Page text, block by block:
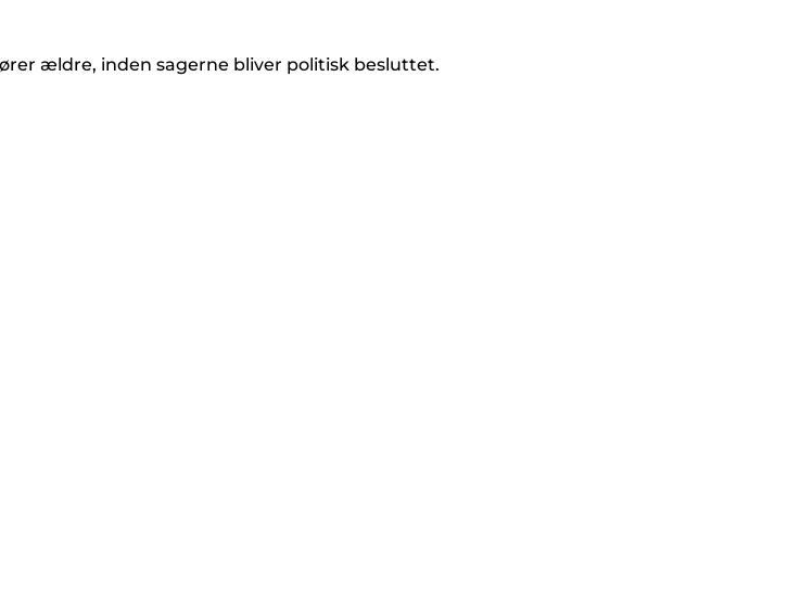
ældre, inden sagerne bliver politisk besluttet.